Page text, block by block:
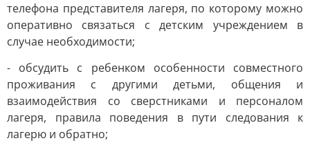
телефона представителя лагеря, по которому можно
оперативно связаться с детским учреждением в
случае необходимости;
- обсудить с ребенком особенности совместного
проживания с другими детьми, общения и
взаимодействия со сверстниками и персоналом
лагеря, правила поведения в пути следования к
лагерю и обратно;